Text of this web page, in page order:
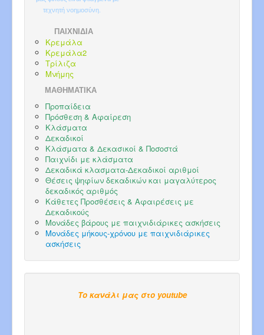
τεχνητή νοημοσύνη.
ΠΑΙΧΝΙΔΙΑ
Κρεμάλα
Κρεμάλα2
Τρίλιζα
Μνήμης
ΜΑΘΗΜΑΤΙΚΑ
Προπαίδεια
Πρόσθεση & Αφαίρεση
Κλάσματα
Δεκαδικοί
Κλάσματα & Δεκασικοί & Ποσοστά
Παιχνίδι με κλάσματα
Δεκαδικά κλασματα-Δεκαδικοί αριθμοί
Θέσεις ψηφίων δεκαδικών και μαγαλύτερος
δεκαδικός αριθμός
Κάθετες Προσθέσεις & Αφαιρέσεις με
Δεκαδικούς
Μονάδες βάρους με παιχνιδιάρικες ασκήσεις
Μονάδες μήκους-χρόνου με παιχνιδιάρικες
ασκήσεις
Το κανάλι μας στο youtube